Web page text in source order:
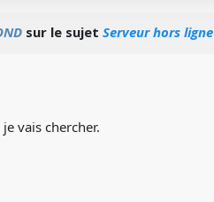
sur le sujet Serveur hors ligne
vais chercher.